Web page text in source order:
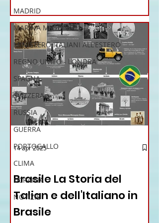
MADRID
MARINA MILITARE
MINISTERO ITALIANI ALL'ESTERO
REGNO UNITO - LONDRA
SPAGNA
SVIZZERA
RUSSIA
GUERRA
PORTOGALLO
CLIMA
UCRAINA
NOTIZIE
Brasile La Storia del
Talian e dell'Italiano in
Brasile
12 - IESTV.TV WEB TV
14 apr 2025